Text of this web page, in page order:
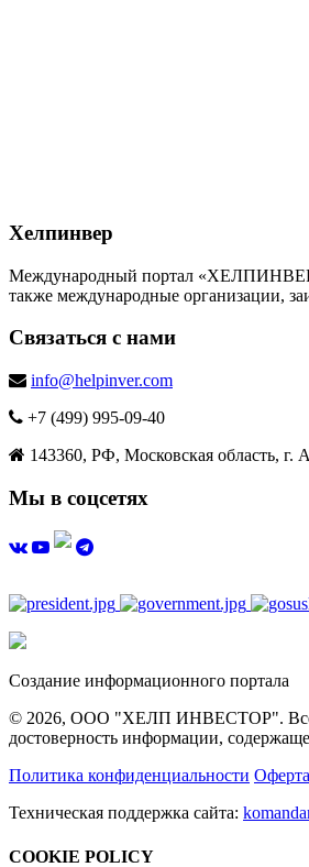
Хелпинвер
Международный портал «ХЕЛПИНВЕР -
также международные организации,
Связаться с нами
info@helpinver.com
+7 (499) 995-09-40
143360, РФ, Московская область, г.
Мы в соцсетях
Создание информационного портала
© 2026, ООО "ХЕЛП ИНВЕСТОР". Все
достоверность информации,
Политика конфиденциальности
Техническая поддержка сайта:
COOKIE POLICY